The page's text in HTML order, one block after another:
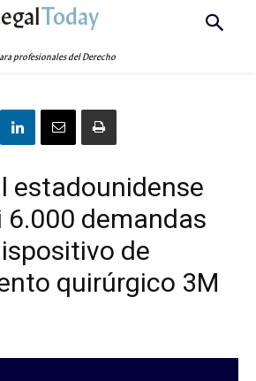
Today
profesionales del Derecho
estadounidense
6.000 demandas
de
quirúrgico 3M